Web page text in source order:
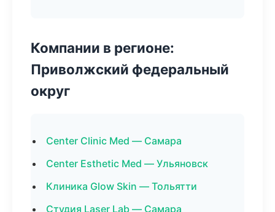
Компании в регионе:
Приволжский федеральный
округ
Center Clinic Med — Самара
Center Esthetic Med — Ульяновск
Клиника Glow Skin — Тольятти
Студия Laser Lab — Самара